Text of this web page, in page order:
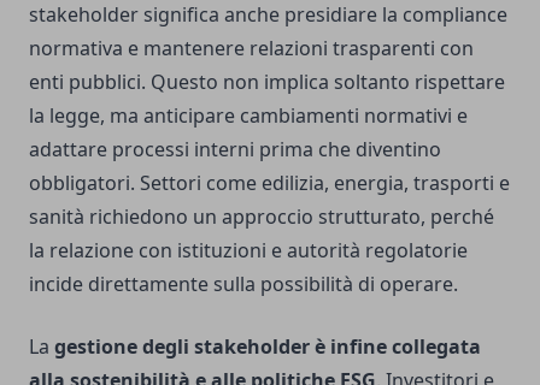
stakeholder significa anche presidiare la compliance
normativa e mantenere relazioni trasparenti con
enti pubblici. Questo non implica soltanto rispettare
la legge, ma anticipare cambiamenti normativi e
adattare processi interni prima che diventino
obbligatori. Settori come edilizia, energia, trasporti e
sanità richiedono un approccio strutturato, perché
la relazione con istituzioni e autorità regolatorie
incide direttamente sulla possibilità di operare.
La gestione degli stakeholder è infine collegata